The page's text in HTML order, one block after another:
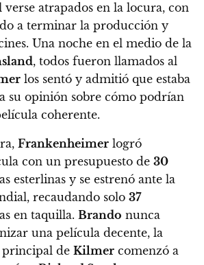
atrapados en la locura, con
a terminar la producción y
Una noche en el medio de la
, todos fueron llamados al
los sentó y admitió que estaba
su opinión sobre cómo podrían
coherente.
Frankenheimer logró
con un presupuesto de 30
esterlinas y se estrenó ante la
recaudando solo 37
en taquilla. Brando nunca
una película decente, la
de Kilmer comenzó a